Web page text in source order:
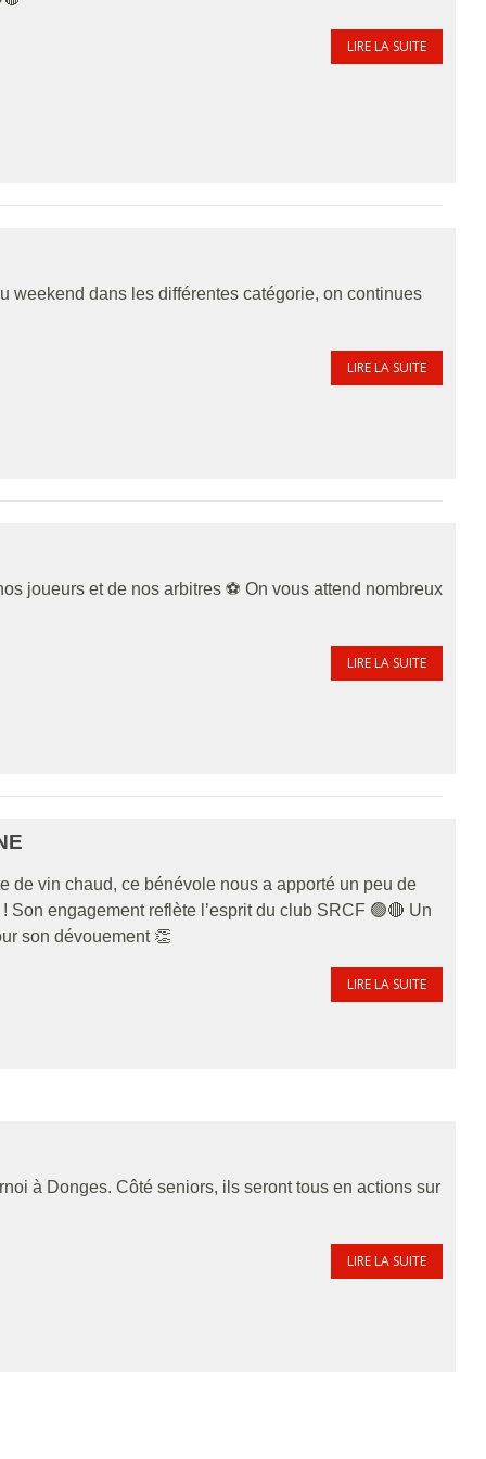
LIRE LA SUITE
weekend dans les différentes catégorie, on continues
LIRE LA SUITE
joueurs et de nos arbitres ⚽️ On vous attend nombreux
LIRE LA SUITE
de vin chaud, ce bénévole nous a apporté un peu de
Son engagement reflète l’esprit du club SRCF 🟢🔴 Un
son dévouement 👏
LIRE LA SUITE
à Donges. Côté seniors, ils seront tous en actions sur
LIRE LA SUITE